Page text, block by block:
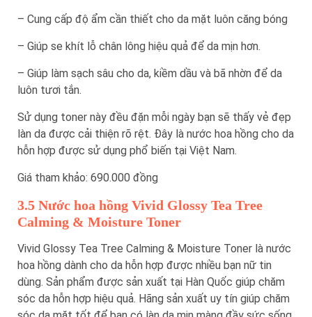
– Cung cấp độ ẩm cần thiết cho da mặt luôn căng bóng
– Giúp se khít lỗ chân lông hiệu quả để da mịn hơn.
– Giúp làm sạch sâu cho da, kiềm dầu và bã nhờn để da
luôn tươi tắn.
Sử dụng toner này đều đặn mỗi ngày bạn sẽ thấy vẻ đẹp
làn da được cải thiện rõ rệt. Đây là nước hoa hồng cho da
hỗn hợp được sử dụng phổ biến tại Việt Nam.
Giá tham khảo: 690.000 đồng
3.5 Nước hoa hồng Vivid Glossy Tea Tree
Calming & Moisture Toner
Vivid Glossy Tea Tree Calming & Moisture Toner là nước
hoa hồng dành cho da hỗn hợp được nhiều bạn nữ tin
dùng. Sản phẩm được sản xuất tại Hàn Quốc giúp chăm
sóc da hỗn hợp hiệu quả. Hãng sản xuất uy tín giúp chăm